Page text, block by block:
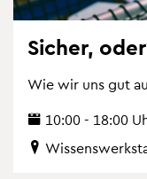
Si­cher,
Wie wir uns gut
10:00 - 18:00